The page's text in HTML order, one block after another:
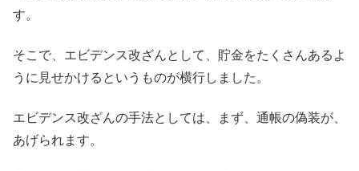
す。
そこで、エビデンス改ざんとして、貯金をたくさんあるよ
うに見せかけるというものが横行しました。
エビデンス改ざんの手法としては、まず、通帳の偽装が、
あげられます。